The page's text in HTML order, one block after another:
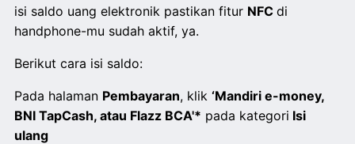
isi saldo uang elektronik pastikan fitur NFC di
handphone-mu sudah aktif, ya.
Berikut cara isi saldo:
Pada halaman Pembayaran, klik ‘Mandiri e-money,
BNI TapCash, atau Flazz BCA'* pada kategori Isi
ulang